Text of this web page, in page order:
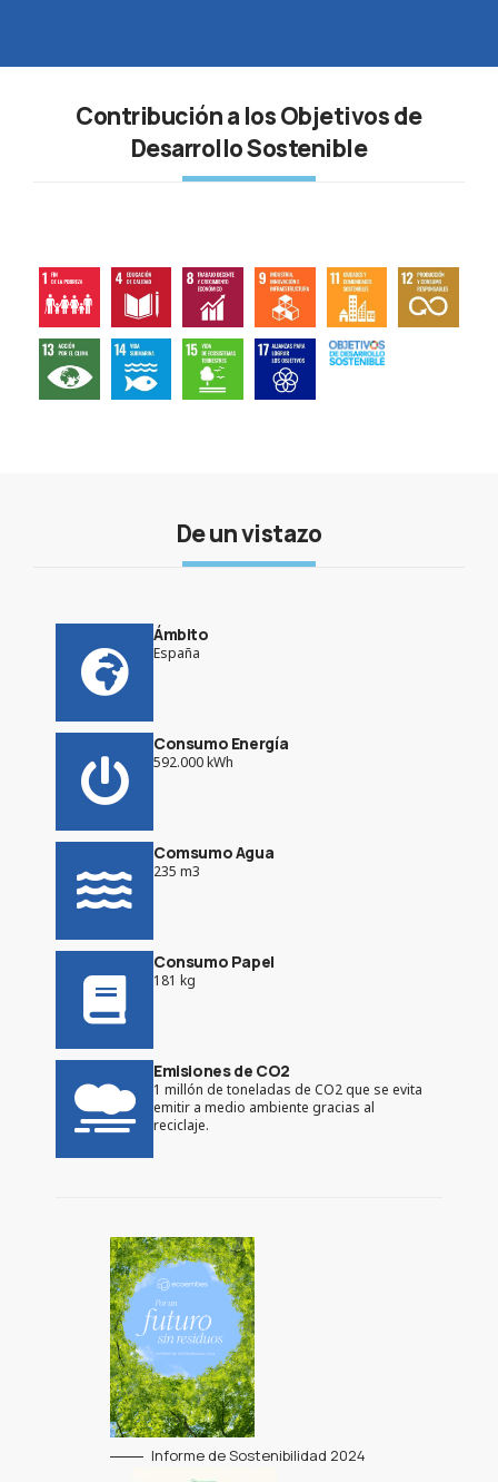
Contribución a los Objetivos de
Desarrollo Sostenible
De un vistazo
Ámbito
España
Consumo Energía
592.000 kWh
Comsumo Agua
235 m3
Consumo Papel
181 kg
Emisiones de CO2
1 millón de toneladas de CO2 que se evita
emitir a medio ambiente gracias al
reciclaje.
Informe de Sostenibilidad 2024